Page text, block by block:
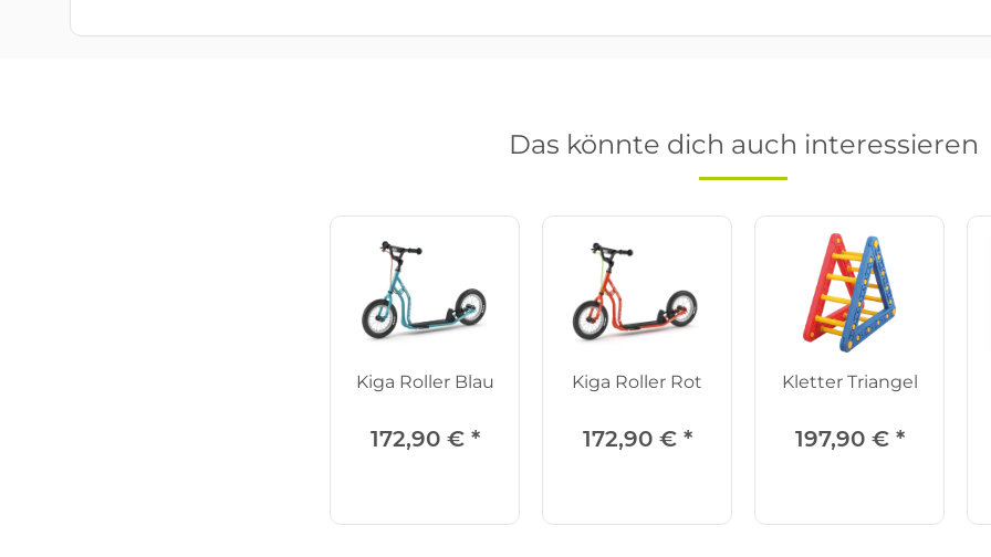
Das könnte dich auch interessieren
Kiga Roller Blau
172,90 € *
Kiga Roller Rot
172,90 € *
Kletter Triangel
197,90 € *